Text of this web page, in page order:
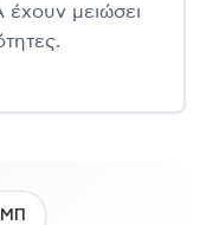
έχουν μειώσει